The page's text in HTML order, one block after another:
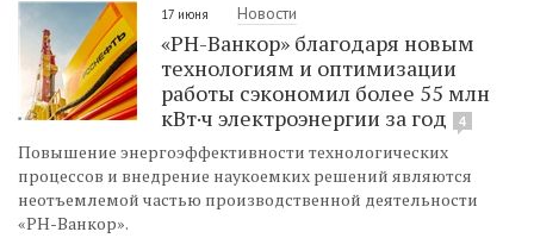
17 июня Новости
«РН-Ванкор» благодаря новым
технологиям и оптимизации
работы сэкономил более 55 млн
кВт·ч электроэнергии за год
4
Повышение энергоэффективности технологических
процессов и внедрение наукоемких решений являются
неотъемлемой частью производственной деятельности
«РН-Ванкор».